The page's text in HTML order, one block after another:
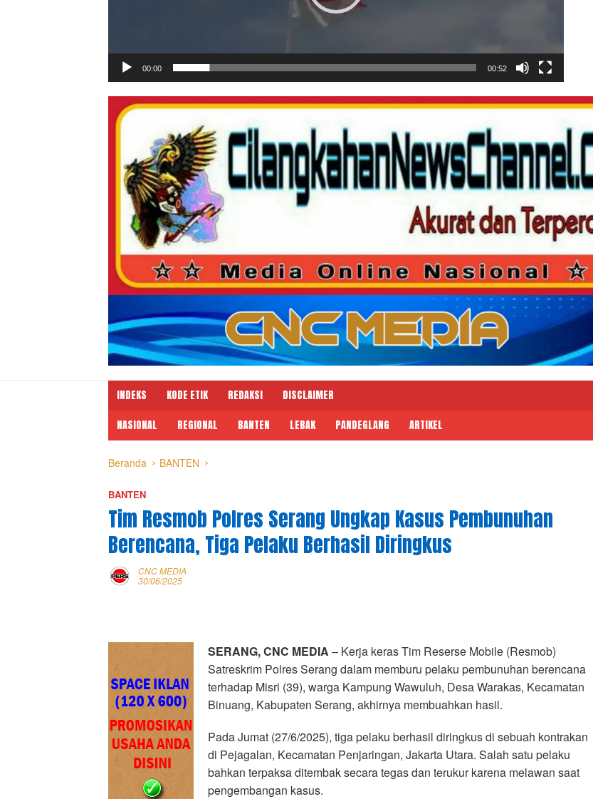
00:00 00:52
INDEKS KODE ETIK REDAKSI
DISCLAIMER
NASIONAL
REGIONAL BANTEN LEBAK PANDEGLANG ARTIKEL
Beranda BANTEN
BANTEN
Tim Resmob Polres Serang Ungkap Kasus Pembunuhan
Berencana, Tiga Pelaku Berhasil Diringkus
CNC MEDIA
30/06/2025
SERANG, CNC MEDIA – Kerja keras Tim Reserse Mobile (Resmob)
Satreskrim Polres Serang dalam memburu pelaku pembunuhan berencana
terhadap Misri (39), warga Kampung Wawuluh, Desa Warakas, Kecamatan
Binuang, Kabupaten Serang, akhirnya membuahkan hasil.
Pada Jumat (27/6/2025), tiga pelaku berhasil diringkus di sebuah kontrakan
di Pejagalan, Kecamatan Penjaringan, Jakarta Utara. Salah satu pelaku
bahkan terpaksa ditembak secara tegas dan terukur karena melawan saat
pengembangan kasus.